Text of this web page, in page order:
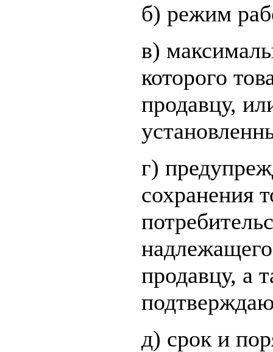
б) режим
в)
которого
продавцу,
г)
сохранения
надлежащего
продавцу, а
д) срок и